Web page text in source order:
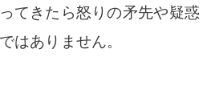
てきたら怒りの矛先や疑惑
はありません。